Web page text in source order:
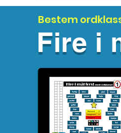
Bestem
Fire i